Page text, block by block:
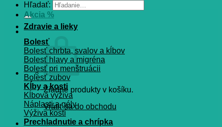
Hľadať:
Žiadne produkty v košíku.
Vrátiť sa do obchodu
Košík
Akcia %
Zdravie a lieky
Bolesť
Bolesť chrbta, svalov a kĺbov
Bolesť hlavy a migréna
Bolesť pri menštruácii
Bolesť zubov
Kĺby a kosti
Kĺbová výživa
Náplasti a gély
Výživa kostí
Prechladnutie a chrípka